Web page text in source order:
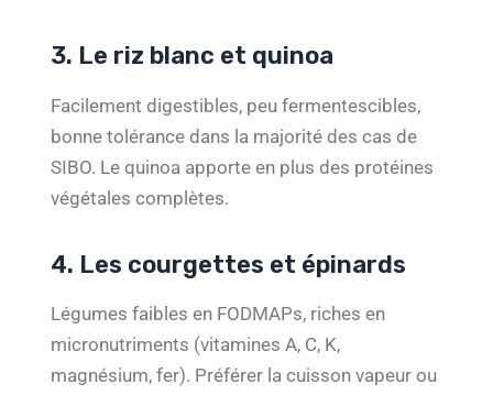
3. Le riz blanc et quinoa
Facilement digestibles, peu fermentescibles,
bonne tolérance dans la majorité des cas de
SIBO. Le quinoa apporte en plus des protéines
végétales complètes.
4. Les courgettes et épinards
Légumes faibles en FODMAPs, riches en
micronutriments (vitamines A, C, K,
magnésium, fer). Préférer la cuisson vapeur ou